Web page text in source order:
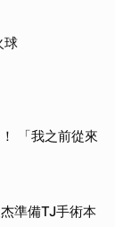
球
「我之前從來
準備TJ手術本